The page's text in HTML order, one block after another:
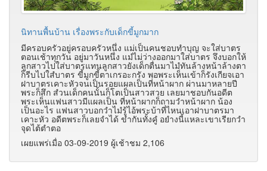
นิทานพื้นบ้าน เรื่องพระกับเด็กขี้มูกมาก
มีครอบครัวอยู่ครอบครัวหนึ่ง แม่เป็นคนชอบทำบุญ จะใส่บาตร
ตอนเช้าทุกวัน อยู่มาวันหนึ่ง แมํไม่ว่างออกมาใส่บาตร จึงบอกให้
ลูกสาวไปใส่บาตรแทนลูกสาวยังเด็กตื่นมาไมํทันล้างหน้าล้างตา
ก็รีบไปใสํบาตร ขี้มูกขี้ตาเกรอะกรัง พอพระเห็นเข้าก็รังเกียจเอา
ฝาบาตรเคาะหัวจนเป็นรอยแผลเป็นที่หน้าผาก ผ่านมาหลายปี
พระก็สึก สํวนเด็กคนนั้นก็โตเป็นสาวสวย เลยมาชอบกันอดีต
พระเห็นแฟนสาวมีแผลเป็น ที่หน้าผากก็ถามวำหน้าผาก น้อง
เป็นอะไร แฟนสาวบอกวำไมํรู้ไอ้พระบ้าที่ไหนเอาฝาบาตรมา
เคาะหัว อดีตพระก็เลยจำได้ ขำกันทั้งคูํ อยำงนี้แหละเขาเรียกวำ
จุดไต้ตำตอ
เผยแพร่เมื่อ 03-09-2019 ผู้เช้าชม 2,106